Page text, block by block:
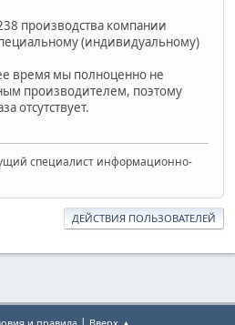
производства компании
(индивидуальному)
время мы полноценно не
производителем, поэтому
отсутствует.
специалист информационно-
ДЕЙСТВИЯ ПОЛЬЗОВАТЕЛЕЙ